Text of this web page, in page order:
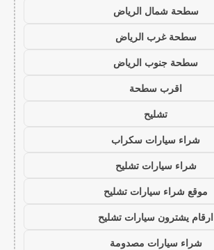
سطحة شمال الرياض
سطحة غرب الرياض
سطحة جنوب الرياض
اقرب سطحة
تشليح
شراء سيارات سكراب
شراء سيارات تشليح
موقع شراء سيارات تشليح
ارقام يشترون سيارات تشليح
شراء سيارات مصدومة